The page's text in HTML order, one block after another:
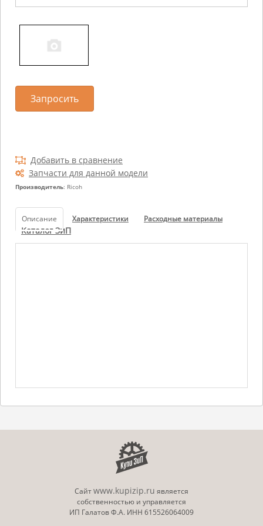
Добавить в сравнение
Запчасти для данной модели
Производитель: Ricoh
Запросить
Описание Характеристики Расходные материалы
Каталог ЗиП
Сайтwww.kupizip.ru является
собственностью и управляется
ИП Галатов Ф.А. ИНН 615526064009